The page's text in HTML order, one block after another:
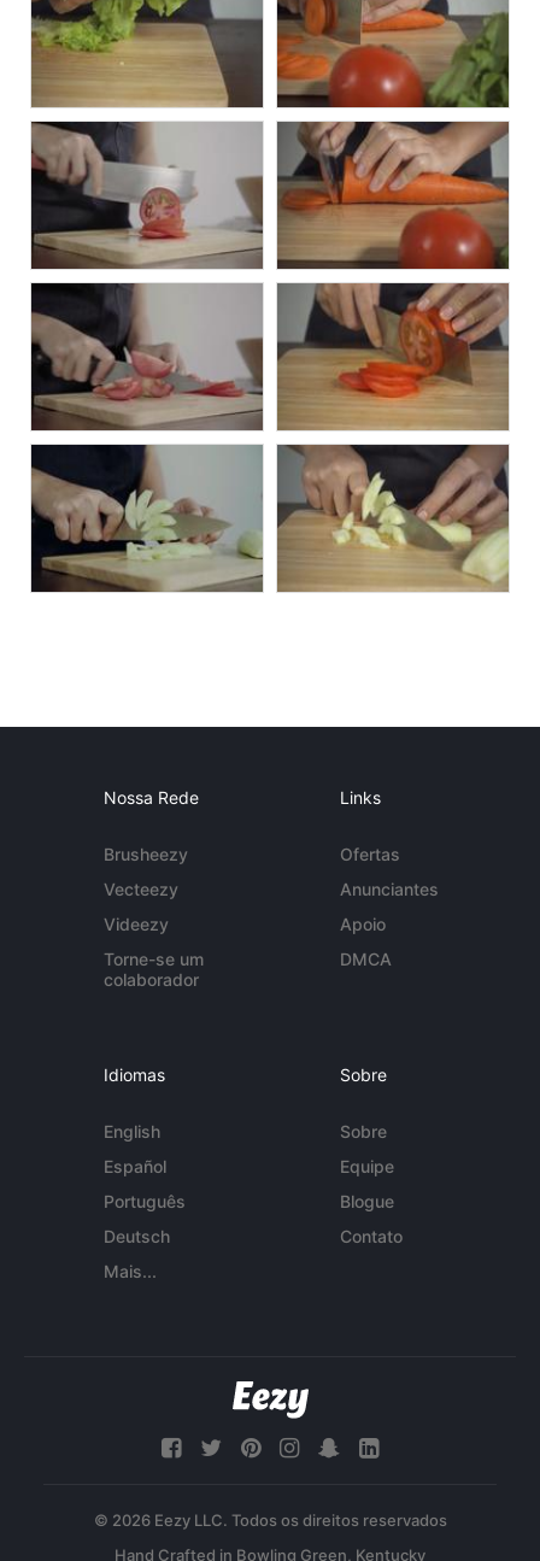
Nossa Rede
Brusheezy
Vecteezy
Videezy
Torne-se um
colaborador
Links
Ofertas
Anunciantes
Apoio
DMCA
Idiomas
English
Español
Português
Deutsch
Mais...
Sobre
Sobre
Equipe
Blogue
Contato
© 2026 Eezy LLC. Todos os direitos reservados